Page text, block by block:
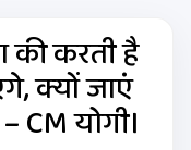
की करती है
क्यों जाएं
योगी।